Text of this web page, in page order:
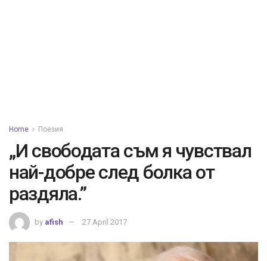
Home Поезия
„И свободата съм я чувствал
най-добре след болка от
раздяла.”
by afish 27 April 2017